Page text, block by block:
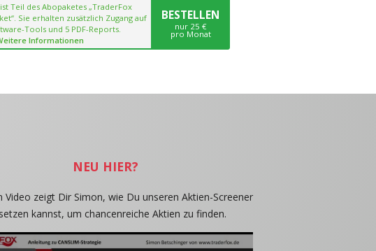
Teil des Abopaketes „TraderFox
Sie erhalten zusätzlich Zugang auf
Tools und 5 PDF-Reports.
Informationen
BESTELLEN
nur 25 €
pro Monat
NEU HIER?
Video zeigt Dir Simon, wie Du unseren Aktien-Screener
kannst, um chancenreiche Aktien zu finden.